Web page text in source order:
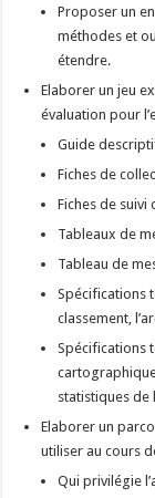
Proposer un
méthodes et
étendre.
Elaborer un jeu
évaluation pour
Guide
Fiches de
Fiches de suivi
Tableaux de
Tableau de
Spécifications
classement,
Spécifications
statistiques de
Elaborer un
utiliser au cours
Qui privilégie